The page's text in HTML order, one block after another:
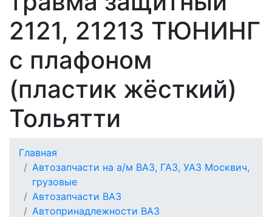
2121, 21213 ТЮНИНГ
с плафоном
(пластик жёсткий)
Тольятти
Главная
Автозапчасти на а/м ВАЗ, ГАЗ, УАЗ Москвич,
грузовые
Автозапчасти ВАЗ
Автопринадлежности ВАЗ